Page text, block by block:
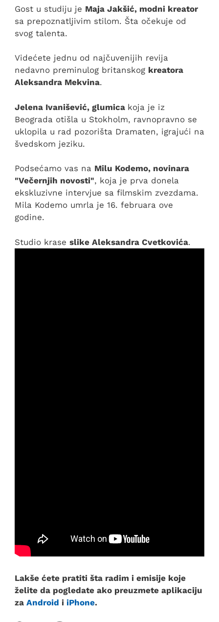
Gost u studiju je Maja Jakšić, modni kreator
sa prepoznatljivim stilom. Šta očekuje od
svog talenta.
Videćete jednu od najčuvenijih revija
nedavno preminulog britanskog kreatora
Aleksandra Mekvina.
Jelena Ivanišević, glumica koja je iz
Beograda otišla u Stokholm, ravnopravno se
uklopila u rad pozorišta Dramaten, igrajući na
švedskom jeziku.
Podsećamo vas na Milu Kodemo, novinara
"Večernjih novosti", koja je prva donela
ekskluzivne intervjue sa filmskim zvezdama.
Mila Kodemo umrla je 16. februara ove
godine.
Studio krase slike Aleksandra Cvetkovića.
Lakše ćete pratiti šta radim i emisije koje
želite da pogledate ako preuzmete aplikaciju
za Android i iPhone.